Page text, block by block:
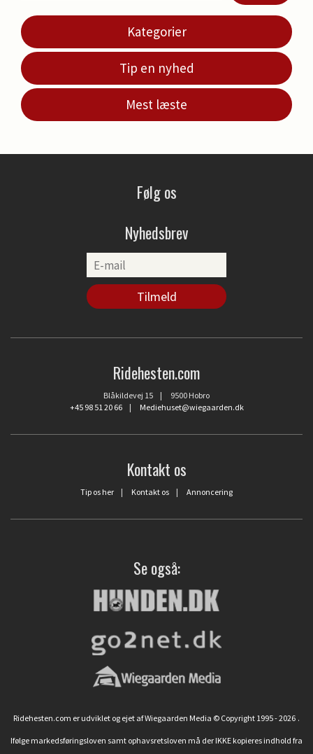
Kategorier
Tip en nyhed
Mest læste
Følg os
Nyhedsbrev
Ridehesten.com
Blåkildevej 15 | 9500 Hobro
+45 98 51 20 66| Mediehuset@wiegaarden.dk
Kontakt os
Tip os her | Kontakt os | Annoncering
Se også:
Ridehesten.com er udviklet og ejet af Wiegaarden Media © Copyright 1995 - 2026 .
Ifølge markedsføringsloven samt ophavsretsloven må der IKKE kopieres indhold fra